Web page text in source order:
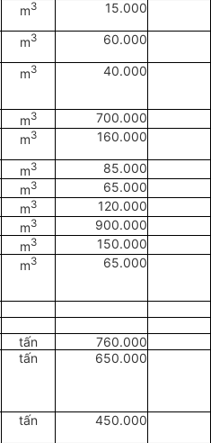
m3 15.000
m3 60.000
m3 40.000
m3
700.000
m3 160.000
m3
85.000
m3
65.000
m3
120.000
m3
900.000
m3
150.000
m3 65.000
tấn
760.000
tấn 650.000
tấn 450.000